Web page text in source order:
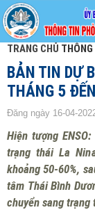
TRANG CHỦ
BẢN TIN DỰ
THÁNG 5
Đăng ngày 16-04-
Hiện tượng
trạng thái La
khoảng 50-60%,
tâm Thái Bình
chuyển sang trạng